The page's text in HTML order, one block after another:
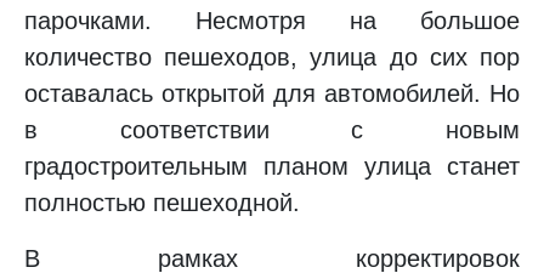
парочками. Несмотря на большое
количество пешеходов, улица до сих пор
оставалась открытой для автомобилей. Но
в соответствии с новым
градостроительным планом улица станет
полностью пешеходной.
В рамках корректировок